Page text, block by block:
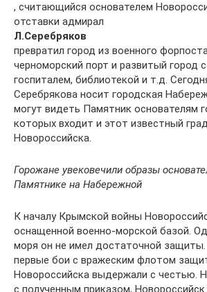
, считающийся основателем
отставки адмирал
Л.Серебряков
превратил город из военного
черноморский порт и развитый город
госпиталем, библиотекой и т.д.
Серебрякова носит городская
могут видеть Памятник основателям
которых входит и этот известный
Новороссийска.
Горожане увековечили образы
Памятнике на Набережной
К началу Крымской войны
оснащенной военно-морской базой.
моря он не имел достаточной защиты.
первые бои с вражеским флотом
Новороссийска выдержали с честью.
с полученным приказом,